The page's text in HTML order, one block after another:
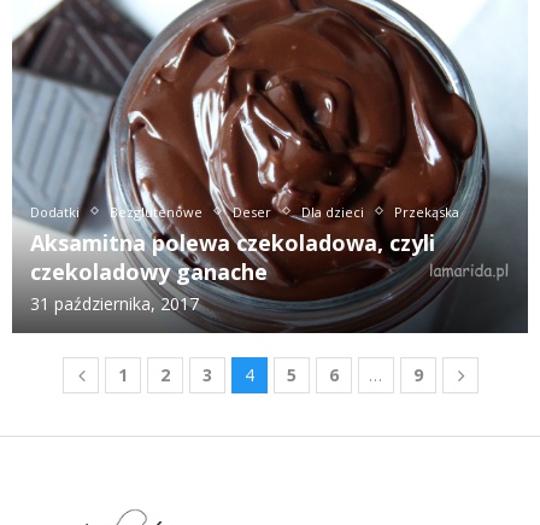
Dodatki Bezglutenowe Deser Dla dzieci Przekąska
Aksamitna polewa czekoladowa, czyli
czekoladowy ganache
31 października, 2017
1 2 3 4 5 6 … 9